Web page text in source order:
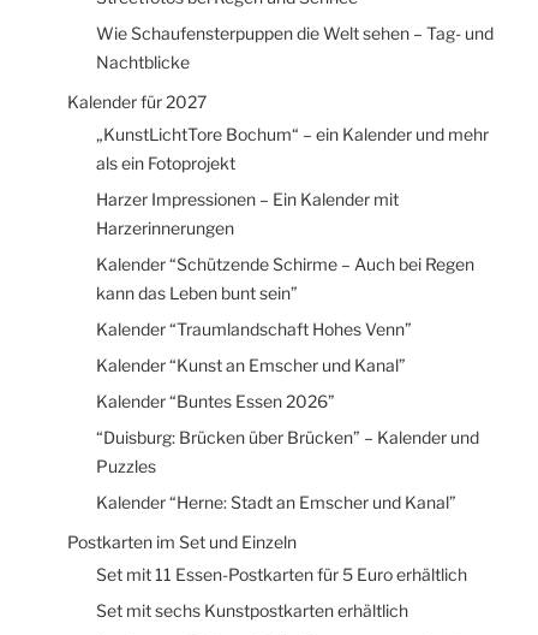
Wie Schaufensterpuppen die Welt sehen – Tag- und
Nachtblicke
Kalender für 2027
„KunstLichtTore Bochum“ – ein Kalender und mehr
als ein Fotoprojekt
Harzer Impressionen – Ein Kalender mit
Harzerinnerungen
Kalender “Schützende Schirme – Auch bei Regen
kann das Leben bunt sein”
Kalender “Traumlandschaft Hohes Venn”
Kalender “Kunst an Emscher und Kanal”
Kalender “Buntes Essen 2026”
“Duisburg: Brücken über Brücken” – Kalender und
Puzzles
Kalender “Herne: Stadt an Emscher und Kanal”
Postkarten im Set und Einzeln
Set mit 11 Essen-Postkarten für 5 Euro erhältlich
Set mit sechs Kunstpostkarten erhältlich